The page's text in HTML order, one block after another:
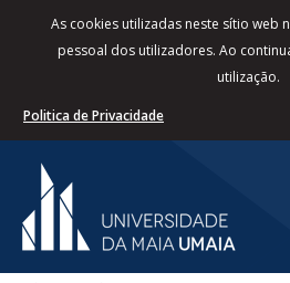
As cookies utilizadas neste sítio web
pessoal dos utilizadores. Ao
utilização.
Politica de Privacidade